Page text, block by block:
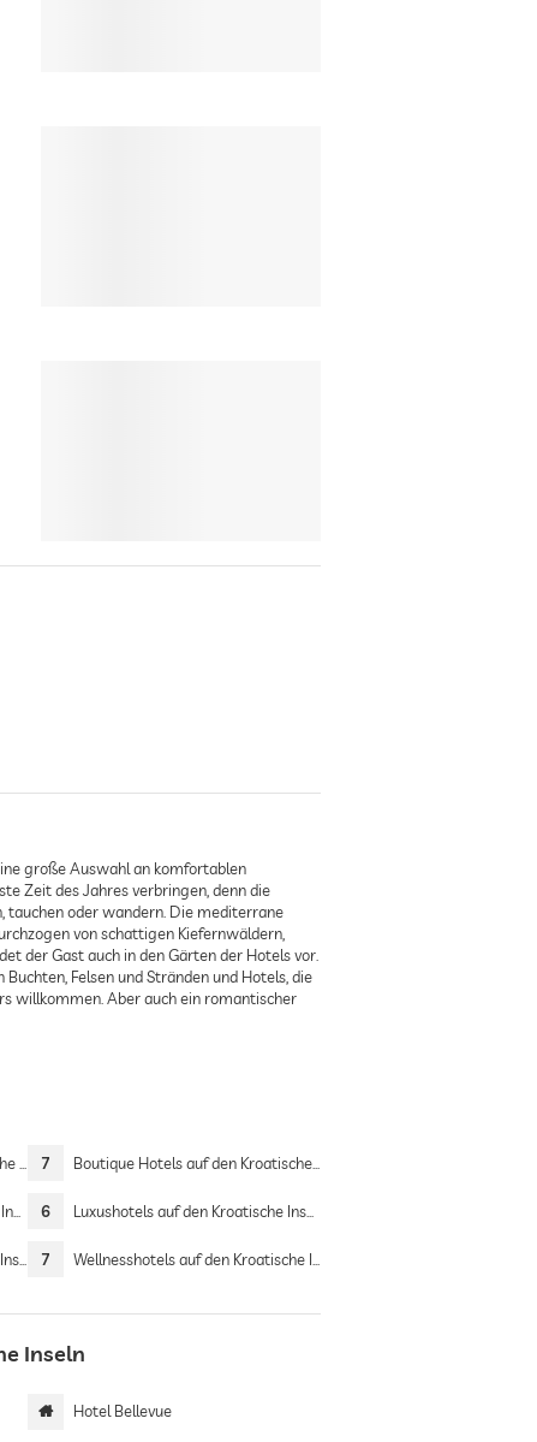
große Auswahl an komfortablen
Zeit des Jahres verbringen, denn die
tauchen oder wandern. Die mediterrane
von schattigen Kiefernwäldern,
der Gast auch in den Gärten der Hotels vor.
Felsen und Stränden und Hotels, die
willkommen. Aber auch ein romantischer
7 Boutique Hotels auf den Kroatische Inseln
6 Luxushotels auf den Kroatische Inseln
7 Wellnesshotels auf den Kroatische Inseln
Inseln
Hotel Bellevue